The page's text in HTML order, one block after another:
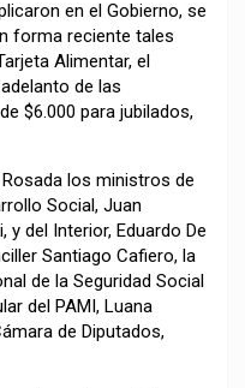
en el Gobierno, se
forma reciente tales
Alimentar, el
de las
$6.000 para jubilados,
los ministros de
Social, Juan
y del Interior, Eduardo De
Santiago Cafiero, la
de la Seguridad Social
del PAMI, Luana
de Diputados,